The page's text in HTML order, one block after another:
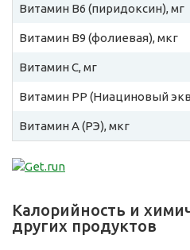
Витамин B6 (пиридоксин), мг
Витамин B9 (фолиевая), мкг
Витамин C, мг
Витамин PP (Ниациновый
Витамин A (РЭ), мкг
Калорийность и
других продуктов